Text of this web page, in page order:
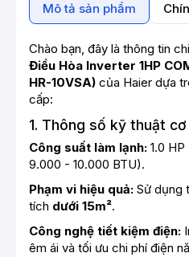
Mô tả sản phẩm
Chào bạn, đây là thông tin
Điều Hòa Inverter 1HP
HR-10VSA) của Haier dựa
cấp:
1. Thông số kỹ thuật cơ
Công suất làm lạnh: 1.0
9.000 - 10.000 BTU).
Phạm vi hiệu quả: Sử dụng
tích dưới 15m².
Công nghệ tiết kiệm điện:
êm ái và tối ưu chi phí điện